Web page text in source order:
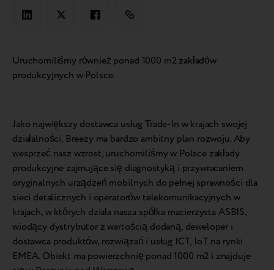
Uruchomiliśmy również ponad 1000 m2 zakładów
produkcyjnych w Polsce.
Jako największy dostawca usług Trade-In w krajach swojej
działalności, Breezy ma bardzo ambitny plan rozwoju. Aby
wesprzeć nasz wzrost, uruchomiliśmy w Polsce zakłady
produkcyjne zajmujące się diagnostyką i przywracaniem
oryginalnych urządzeń mobilnych do pełnej sprawności dla
sieci detalicznych i operatorów telekomunikacyjnych w
krajach, w których działa nasza spółka macierzysta ASBIS,
wiodący dystrybutor z wartością dodaną, deweloper i
dostawca produktów, rozwiązań i usług ICT, IoT na rynki
EMEA. Obiekt ma powierzchnię ponad 1000 m2 i znajduje